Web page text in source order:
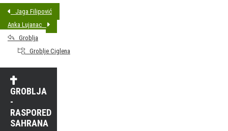
Jaga Filipović
Anka Lujanac
Groblja
Groblje Ciglena
GROBLJA
-
RASPORED
SAHRANA